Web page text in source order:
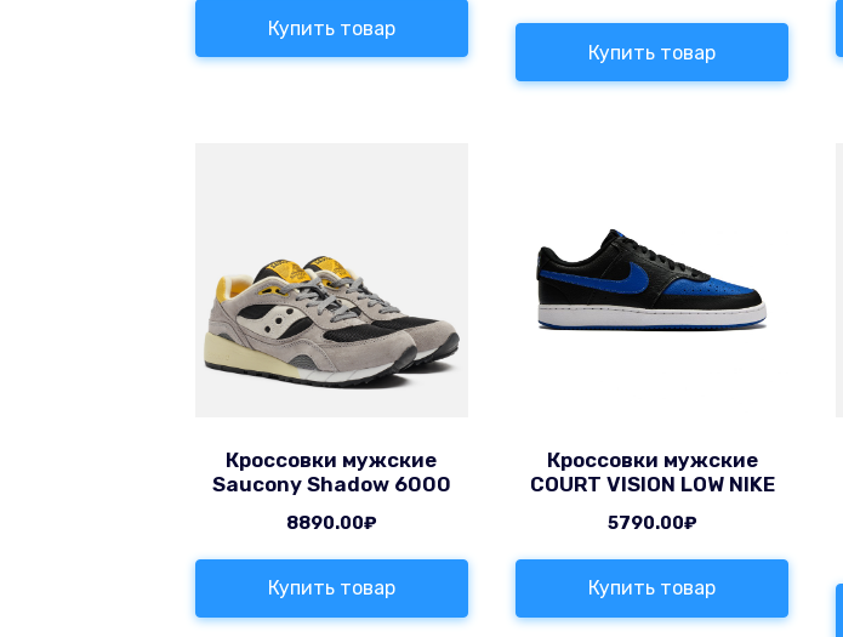
Купить товар
Купить товар
Кроссовки мужские
Saucony Shadow 6000
8890.00₽
Купить товар
Кроссовки мужские
COURT VISION LOW NIKE
5790.00₽
Купить товар